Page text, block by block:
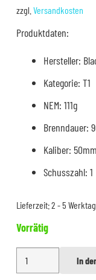
war:
8,88 €
zzgl. Versandkosten
Produktdaten:
Hersteller:
Kategorie: T1
NEM: 111g
Brenndauer:
Kaliber: 50mm
Schusszahl: 1
Lieferzeit:2 - 5
Vorrätig
Ultra
Rauchtopf
In
Alternative: